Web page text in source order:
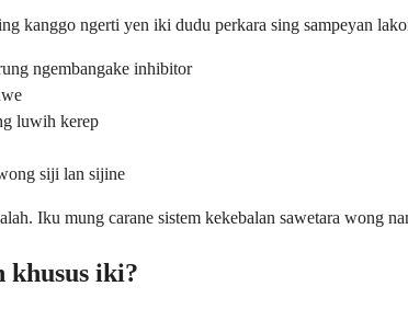
kanggo ngerti yen iki dudu perkara sing sampeyan
ngembangake inhibitor
luwih kerep
siji lan sijine
Iku mung carane sistem kekebalan sawetara wong
khusus iki?